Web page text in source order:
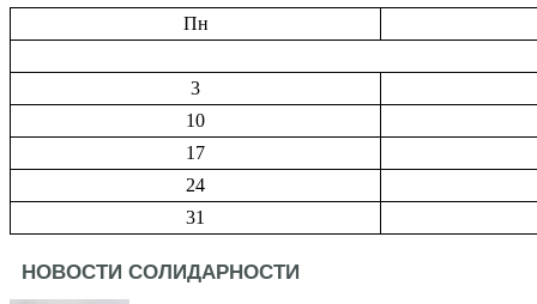
Пн
3
10
17
24
31
НОВОСТИ СОЛИДАРНОСТИ